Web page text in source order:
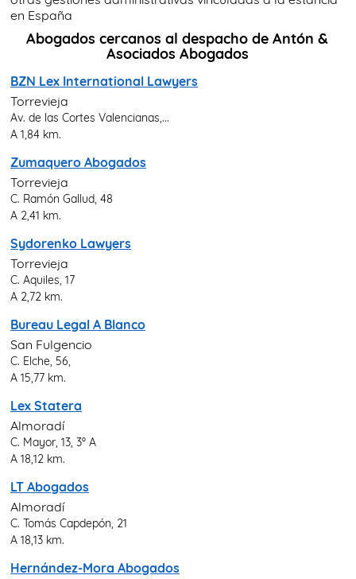
en España
Abogados cercanos al despacho de Antón &
Asociados Abogados
BZN Lex International Lawyers
Torrevieja
Av. de las Cortes Valencianas,...
A 1,84 km.
Zumaquero Abogados
Torrevieja
C. Ramón Gallud, 48
A 2,41 km.
Sydorenko Lawyers
Torrevieja
C. Aquiles, 17
A 2,72 km.
Bureau Legal A Blanco
San Fulgencio
C. Elche, 56,
A 15,77 km.
Lex Statera
Almoradí
C. Mayor, 13, 3º A
A 18,12 km.
LT Abogados
Almoradí
C. Tomás Capdepón, 21
A 18,13 km.
Hernández-Mora Abogados